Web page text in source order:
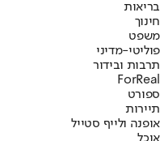
בריאות
חינוך
משפט
פוליטי-מדיני
תרבות ובידור
ForReal
ספורט
תיירות
אופנה ולייף סטייל